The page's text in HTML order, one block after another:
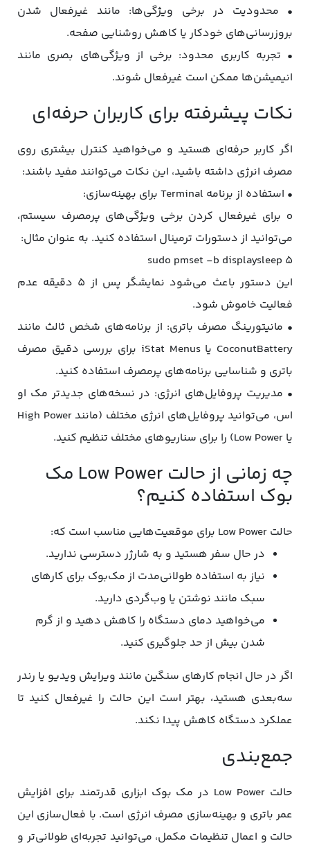
• محدودیت در برخی ویژگی‌ها: مانند غیرفعال شدن
بروزرسانی‌های خودکار یا کاهش روشنایی صفحه.
• تجربه کاربری محدود: برخی از ویژگی‌های بصری مانند
انیمیشن‌ها ممکن است غیرفعال شوند.
نکات پیشرفته برای کاربران حرفه‌ای
اگر کاربر حرفه‌ای هستید و می‌خواهید کنترل بیشتری روی
مصرف انرژی داشته باشید، این نکات می‌توانند مفید باشند:
• استفاده از برنامه Terminal برای بهینه‌سازی:
o برای غیرفعال کردن برخی ویژگی‌های پرمصرف سیستم،
می‌توانید از دستورات ترمینال استفاده کنید. به عنوان مثال:
sudo pmset -b displaysleep 5
این دستور باعث می‌شود نمایشگر پس از 5 دقیقه عدم
فعالیت خاموش شود.
• مانیتورینگ مصرف باتری: از برنامه‌های شخص ثالث مانند
CoconutBattery یا iStat Menus برای بررسی دقیق مصرف
باتری و شناسایی برنامه‌های پرمصرف استفاده کنید.
• مدیریت پروفایل‌های انرژی: در نسخه‌های جدیدتر مک او
اس، می‌توانید پروفایل‌های انرژی مختلف (مانند High Power
یا Low Power) را برای سناریوهای مختلف تنظیم کنید.
چه زمانی از حالت Low Power مک
بوک استفاده کنیم؟
حالت Low Power برای موقعیت‌هایی مناسب است که:
در حال سفر هستید و به شارژر دسترسی ندارید.
نیاز به استفاده طولانی‌مدت از مک‌بوک برای کارهای
سبک مانند نوشتن یا وب‌گردی دارید.
می‌خواهید دمای دستگاه را کاهش دهید و از گرم
شدن بیش از حد جلوگیری کنید.
اگر در حال انجام کارهای سنگین مانند ویرایش ویدیو یا رندر
سه‌بعدی هستید، بهتر است این حالت را غیرفعال کنید تا
عملکرد دستگاه کاهش پیدا نکند.
جمع‌بندی
حالت Low Power در مک بوک ابزاری قدرتمند برای افزایش
عمر باتری و بهینه‌سازی مصرف انرژی است. با فعال‌سازی این
حالت و اعمال تنظیمات مکمل، می‌توانید تجربه‌ای طولانی‌تر و